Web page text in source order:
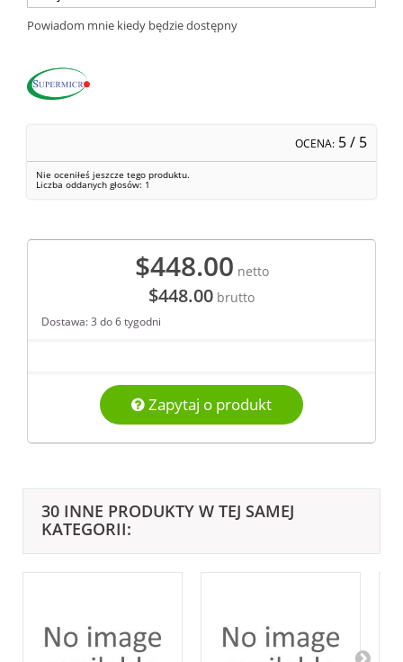
Powiadom mnie kiedy będzie dostępny
OCENA: 5/ 5
Nie oceniłeś jeszcze tego produktu.
Liczba oddanych głosów: 1
$448.00 netto
$448.00 brutto
Dostawa: 3 do 6 tygodni
Zapytaj o produkt
30 INNE PRODUKTY W TEJ SAMEJ
KATEGORII: